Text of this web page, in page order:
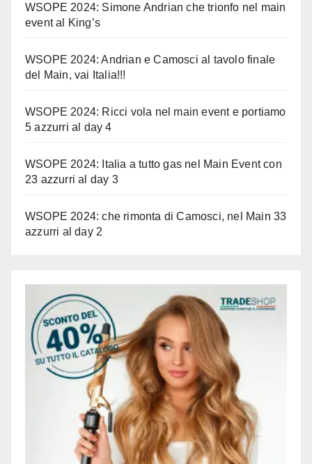
WSOPE 2024: Simone Andrian che trionfo nel main
event al King’s
WSOPE 2024: Andrian e Camosci al tavolo finale
del Main, vai Italia!!!
WSOPE 2024: Ricci vola nel main event e portiamo
5 azzurri al day 4
WSOPE 2024: Italia a tutto gas nel Main Event con
23 azzurri al day 3
WSOPE 2024: che rimonta di Camosci, nel Main 33
azzurri al day 2